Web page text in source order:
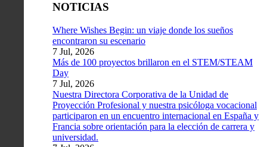
NOTICIAS
Where Wishes Begin: un viaje donde los sueños
encontraron su escenario
7 Jul, 2026
Más de 100 proyectos brillaron en el STEM/STEAM
Day
7 Jul, 2026
Nuestra Directora Corporativa de la Unidad de
Proyección Profesional y nuestra psicóloga vocacional
participaron en un encuentro internacional en España y
Francia sobre orientación para la elección de carrera y
universidad.